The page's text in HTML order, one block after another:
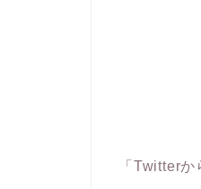
「Twitter